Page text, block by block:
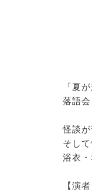
「夏
落語会
怪談
そし
浴衣
【演者